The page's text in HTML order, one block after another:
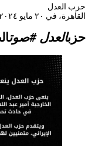
حزب العدل
القاهرة، في ٢٠ مايو ٢٠٢٤م
العدل #صوت